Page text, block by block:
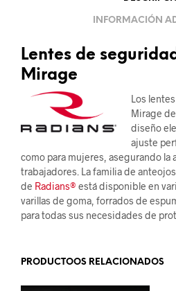
INFORMACIÓN
Lentes de
Mirage
Los
Mirage
diseño
ajuste
como para mujeres, asegurando la
trabajadores. La familia de
de Radians® está disponible en
varillas de goma, forrados de
para todas sus necesidades de
PRODUCTOOS RELACIONADOS